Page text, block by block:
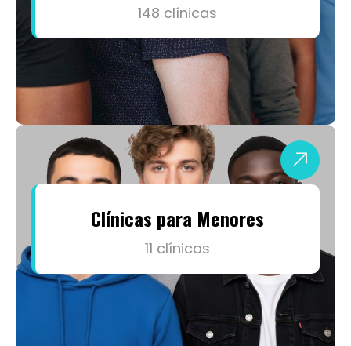
Clínicas para Menores
11 clínicas